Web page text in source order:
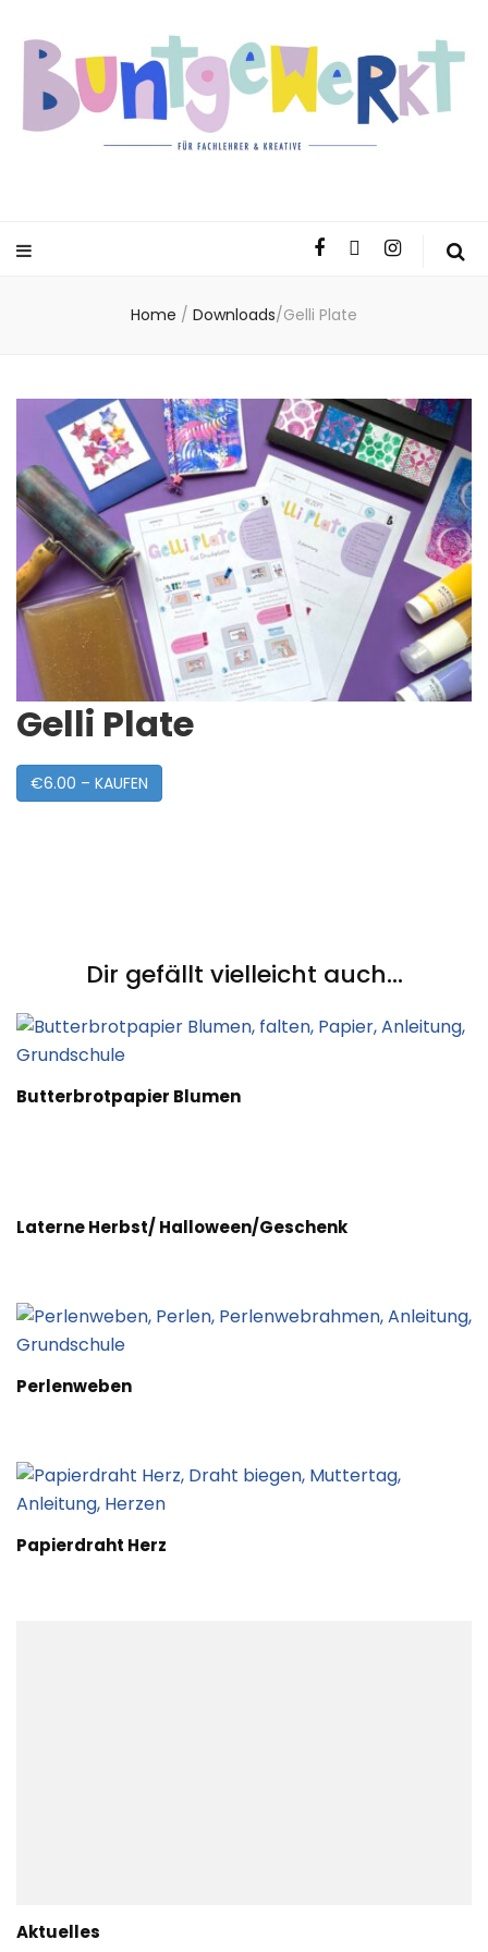
Home / Downloads/Gelli Plate
Gelli Plate
€6.00 – KAUFEN
Dir gefällt vielleicht auch...
Butterbrotpapier Blumen
Laterne Herbst/ Halloween/Geschenk
Perlenweben
Papierdraht Herz
Aktuelles